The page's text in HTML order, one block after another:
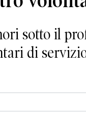
sotto il
di